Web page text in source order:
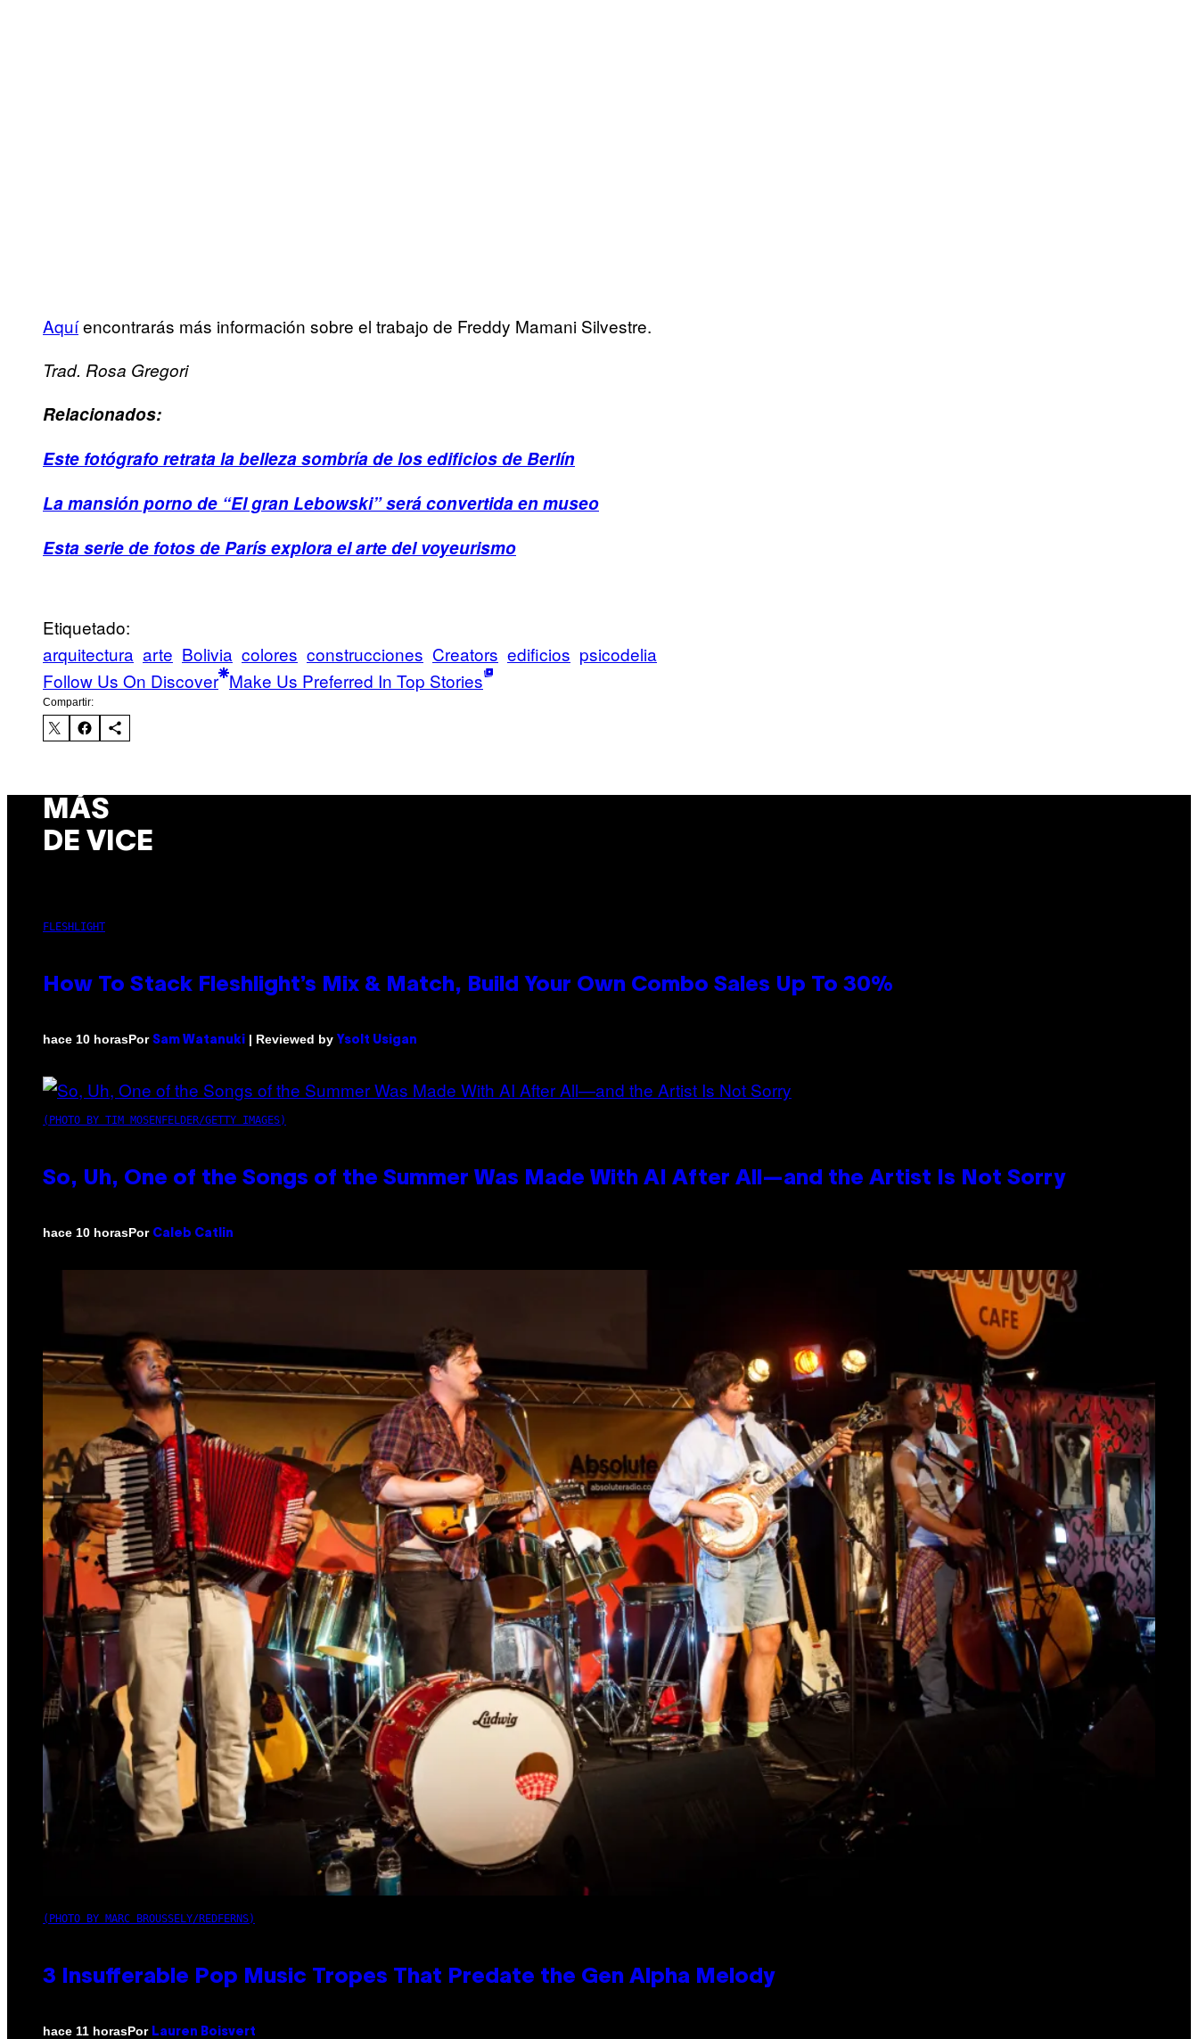
Aquíencontrarás más información sobre el trabajo de Freddy Mamani Silvestre.
Trad. Rosa Gregori
Relacionados:
Este fotógrafo retrata la belleza sombría de los edificios de Berlín
La mansión porno de “El gran Lebowski” será convertida en museo
Esta serie de fotos de París explora el arte del voyeurismo
Etiquetado:
arquitectura arte Bolivia colores construcciones Creators edificios psicodelia
Follow Us On Discover Make Us Preferred In Top Stories
Compartir:
MÁS
DE VICE
FLESHLIGHT
How To Stack Fleshlight’s Mix & Match, Build Your Own Combo Sales Up To 30%
hace 10 horasPor Sam Watanuki | Reviewed by Ysolt Usigan
(PHOTO BY TIM MOSENFELDER/GETTY IMAGES)
So, Uh, One of the Songs of the Summer Was Made With AI After All—and the Artist Is Not Sorry
hace 10 horasPor Caleb Catlin
(PHOTO BY MARC BROUSSELY/REDFERNS)
3 Insufferable Pop Music Tropes That Predate the Gen Alpha Melody
hace 11 horasPor Lauren Boisvert